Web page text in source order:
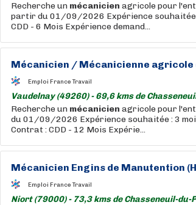
Recherche un mécanicien agricole pour
partir du 01/09/2026 Expérience souhaitée
CDD - 6 Mois Expérience demand...
Mécanicien / Mécanicienne agricole
Emploi France Travail
Vaudelnay (49260) - 69,6 kms de
Recherche un mécanicien agricole pour
du 01/09/2026 Expérience souhaitée : 3
Contrat : CDD - 12 Mois Expérie...
Mécanicien Engins de Manutention
Emploi France Travail
Niort (79000) - 73,3 kms de Chasseneuil-du-